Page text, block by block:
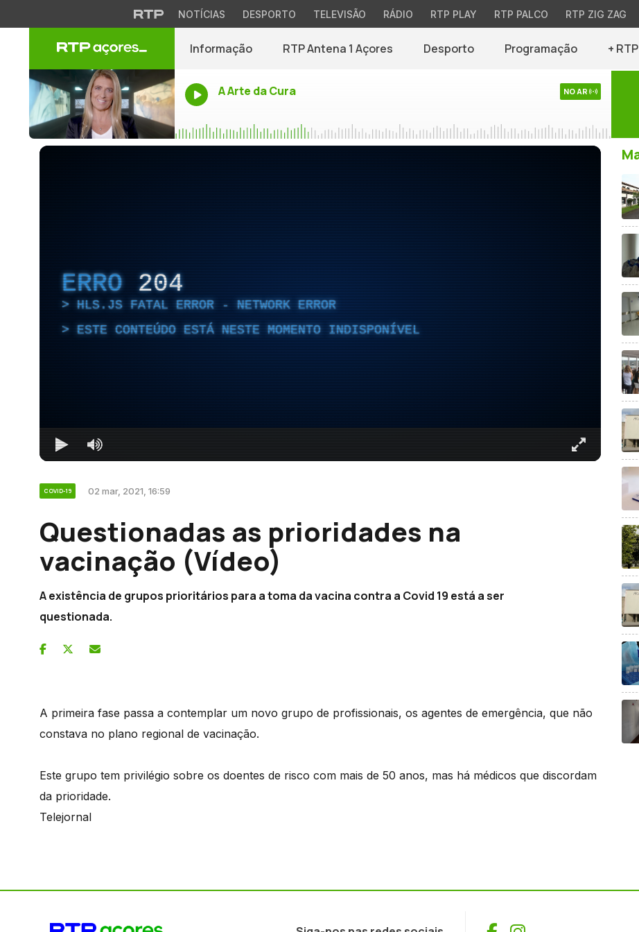
NOTÍCIAS DESPORTO TELEVISÃO RÁDIO RTP PLAY RTP PALCO RTP ZIG ZAG
Informação RTP Antena 1 Açores Desporto Programação +
A Arte da Cura NO AR
ERRO 204
HLS.JS FATAL ERROR - NETWORK ERROR
ESTE CONTEÚDO ESTÁ NESTE MOMENTO INDISPONÍVEL
COVID-19 02 mar, 2021, 16:59
Questionadas as prioridades na
vacinação (Vídeo)
A existência de grupos prioritários para a toma da vacina contra a Covid 19 está a ser
questionada.
A primeira fase passa a contemplar um novo grupo de profissionais, os agentes de emergência, que não
constava no plano regional de vacinação.
Este grupo tem privilégio sobre os doentes de risco com mais de 50 anos, mas há médicos que discordam
da prioridade.
Telejornal